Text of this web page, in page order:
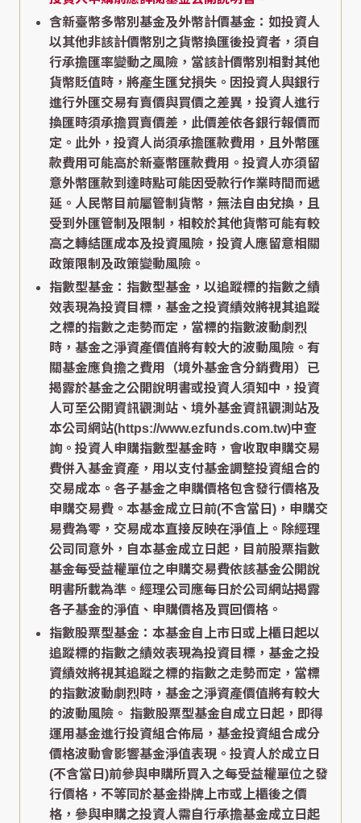
含新臺幣多幣別基金及外幣計價基金：如投資人
以其他非該計價幣別之貨幣換匯後投資者，須自
行承擔匯率變動之風險，當該計價幣別相對其他
貨幣貶值時，將產生匯兌損失。因投資人與銀行
進行外匯交易有賣價與買價之差異，投資人進行
換匯時須承擔買賣價差，此價差依各銀行報價而
定。此外，投資人尚須承擔匯款費用，且外幣匯
款費用可能高於新臺幣匯款費用。投資人亦須留
意外幣匯款到達時點可能因受款行作業時間而遞
延。人民幣目前屬管制貨幣，無法自由兌換，且
受到外匯管制及限制，相較於其他貨幣可能有較
高之轉結匯成本及投資風險，投資人應留意相關
政策限制及政策變動風險。
指數型基金：指數型基金，以追蹤標的指數之績
效表現為投資目標，基金之投資績效將視其追蹤
之標的指數之走勢而定，當標的指數波動劇烈
時，基金之淨資產價值將有較大的波動風險。有
關基金應負擔之費用（境外基金含分銷費用）已
揭露於基金之公開說明書或投資人須知中，投資
人可至公開資訊觀測站、境外基金資訊觀測站及
本公司網站(https://www.ezfunds.com.tw)中查
詢。投資人申購指數型基金時，會收取申購交易
費併入基金資產，用以支付基金調整投資組合的
交易成本。各子基金之申購價格包含發行價格及
申購交易費。本基金成立日前(不含當日)，申購交
易費為零，交易成本直接反映在淨值上。除經理
公司同意外，自本基金成立日起，目前股票指數
基金每受益權單位之申購交易費依該基金公開說
明書所載為準。經理公司應每日於公司網站揭露
各子基金的淨值、申購價格及買回價格。
指數股票型基金：本基金自上市日或上櫃日起以
追蹤標的指數之績效表現為投資目標，基金之投
資績效將視其追蹤之標的指數之走勢而定，當標
的指數波動劇烈時，基金之淨資產價值將有較大
的波動風險。 指數股票型基金自成立日起，即得
運用基金進行投資組合佈局，基金投資組合成分
價格波動會影響基金淨值表現。投資人於成立日
(不含當日)前參與申購所買入之每受益權單位之發
行價格，不等同於基金掛牌上市或上櫃後之價
格，參與申購之投資人需自行承擔基金成立日起